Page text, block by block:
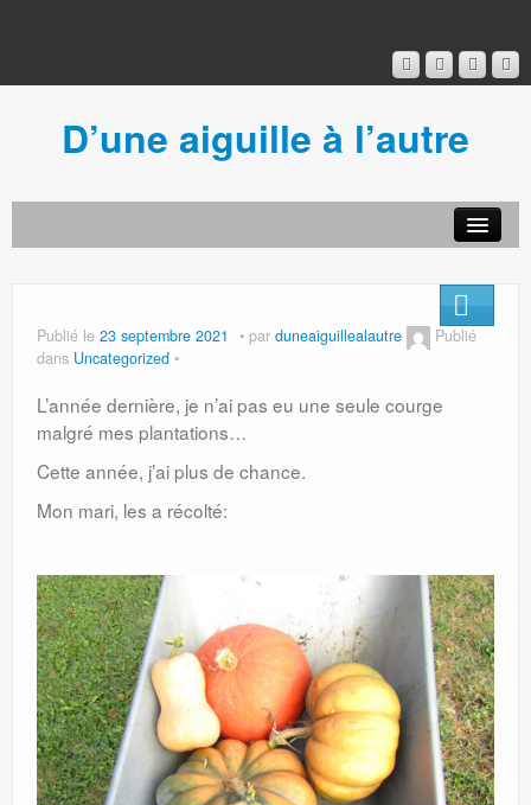
D’une aiguille à l’autre
Publié le 23 septembre 2021 par duneaiguillealautre
Publié
dans Uncategorized
L’année dernière, je n’ai pas eu une seule courge
malgré mes plantations…
Cette année, j’ai plus de chance.
Mon mari, les a récolté: